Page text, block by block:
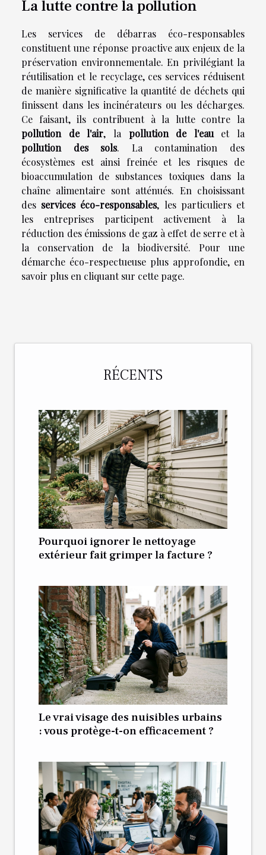
La lutte contre la pollution
Les services de débarras éco-responsables
constituent une réponse proactive aux enjeux de la
préservation environnementale. En privilégiant la
réutilisation et le recyclage, ces services réduisent
de manière significative la quantité de déchets qui
finissent dans les incinérateurs ou les décharges.
Ce faisant, ils contribuent à la lutte contre la
pollution de l'air, la pollution de l'eauet la
pollution des sols. La contamination des
écosystèmes est ainsi freinée et les risques de
bioaccumulation de substances toxiques dans la
chaîne alimentaire sont atténués. En choisissant
des services éco-responsables, les particuliers et
les entreprises participent activement à la
réduction des émissions de gaz à effet de serre et à
la conservation de la biodiversité. Pour une
démarche éco-respectueuse plus approfondie, en
savoir plus en cliquant sur cette page.
RÉCENTS
Pourquoi ignorer le nettoyage
extérieur fait grimper la facture ?
Le vrai visage des nuisibles urbains
: vous protège-t-on efficacement ?